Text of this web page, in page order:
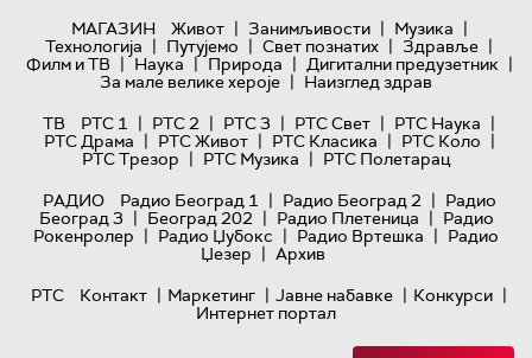
МАГАЗИН
Живот | Занимљивости | Музика |
Технологијa | Путујемо | Свет познатих | Здравље |
Филм и ТВ | Наука | Природа | Дигитални предузетник |
За мале велике хероје | Наизглед здрав
ТВ
РТС 1 | РТС 2 | РТС 3 | РТС Свет | РТС Наука |
РТС Драма | РТС Живот | РТС Класика | РТС Коло |
РТС Трезор | РТС Музика | РТС Полетарац
РАДИО
Радио Београд 1 | Радио Београд 2 | Радио
Београд 3 | Београд 202 | Радио Плетеница | Радио
Рокенролер | Радио Џубокс | Радио Вртешка | Радио
Џезер | Архив
РТС
Контакт | Маркетинг | Јавне набавке | Конкурси |
Интернет портал